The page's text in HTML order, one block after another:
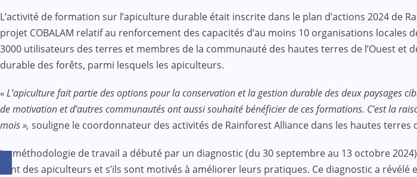
L’activité de formation sur l’apiculture durable était inscrite dans le plan d’actions 2024 de
projet COBALAM relatif au renforcement des capacités d’au moins 10 organisations locales
3000 utilisateurs des terres et membres de la communauté des hautes terres de l’Ouest
durable des forêts, parmi lesquels les apiculteurs.
« L’apiculture fait partie des options pour la conservation et la gestion durable des deux paysages
de motivation et d’autres communautés ont aussi souhaité bénéficier de ces formations. C’est la
mois », souligne le coordonnateur des activités de Rainforest Alliance dans les hautes terres
La méthodologie de travail a débuté par un diagnostic (du 30 septembre au 13 octobre
sont des apiculteurs et s’ils sont motivés à améliorer leurs pratiques. Ce diagnostic a